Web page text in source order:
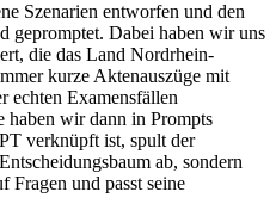
Szenarien entworfen und den
gepromptet. Dabei haben wir uns
die das Land Nordrhein-
kurze Aktenauszüge mit
echten Examensfällen
haben wir dann in Prompts
verknüpft ist, spult der
ab, sondern
Fragen und passt seine